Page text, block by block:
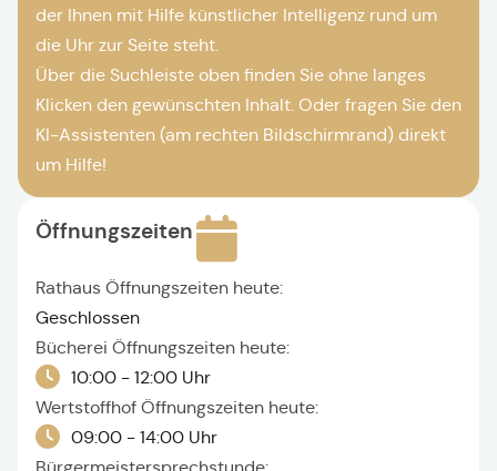
der Ihnen mit Hilfe künstlicher Intelligenz rund um
die Uhr zur Seite steht.
Über die Suchleiste oben finden Sie ohne langes
Klicken den gewünschten Inhalt. Oder fragen Sie den
KI-Assistenten (am rechten Bildschirmrand) direkt
um Hilfe!
Öffnungszeiten
Rathaus Öffnungszeiten heute:
Geschlossen
Bücherei Öffnungszeiten heute:
10:00 - 12:00 Uhr
Wertstoffhof Öffnungszeiten heute:
09:00 - 14:00 Uhr